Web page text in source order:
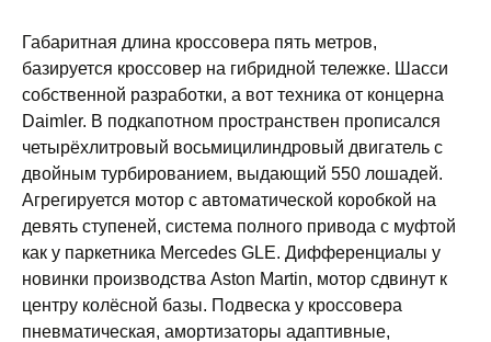
Габаритная длина кроссовера пять метров,
базируется кроссовер на гибридной тележке. Шасси
собственной разработки, а вот техника от концерна
Daimler. В подкапотном пространствен прописался
четырёхлитровый восьмицилиндровый двигатель с
двойным турбированием, выдающий 550 лошадей.
Агрегируется мотор с автоматической коробкой на
девять ступеней, система полного привода с муфтой
как у паркетника Mercedes GLE. Дифференциалы у
новинки производства Aston Martin, мотор сдвинут к
центру колёсной базы. Подвеска у кроссовера
пневматическая, амортизаторы адаптивные,